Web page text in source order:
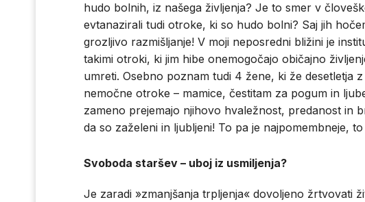
hudo bolnih, iz našega življenja? Je to smer v
evtanazirali tudi otroke, ki so hudo bolni? Saj jih
grozljivo razmišljanje! V moji neposredni bližini je
takimi otroki, ki jim hibe onemogočajo običajno
umreti. Osebno poznam tudi 4 žene, ki že desetletja
nemočne otroke – mamice, čestitam za pogum in
zameno prejemajo njihovo hvaležnost, predanost in
da so zaželeni in ljubljeni! To pa je najpomembneje,
Svoboda staršev – uboj iz usmiljenja?
Je zaradi »zmanjšanja trpljenja« dovoljeno žrtvovati